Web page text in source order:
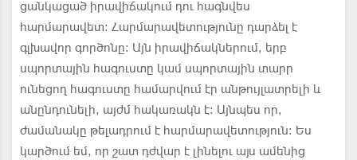
ցանկացած իրավիճակում դու հագնվես
հարմարավետ: Հարմարավետությունը դարձել է
գլխավոր գործոնը: Այն իրավիճակներում, երբ
սպորտային հագուստը կամ սպորտային տարր
ունեցող հագուստը համարվում էր անթույլատրելի և
անընդունելի, այժմ հակառակն է: Այնպես որ,
ժամանակը թելադրում է հարմարավետություն: Ես
կարծում եմ, որ շատ դժվար է լինելու այս ամենից